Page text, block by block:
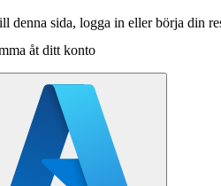
denna sida, logga in eller börja din
åt ditt konto